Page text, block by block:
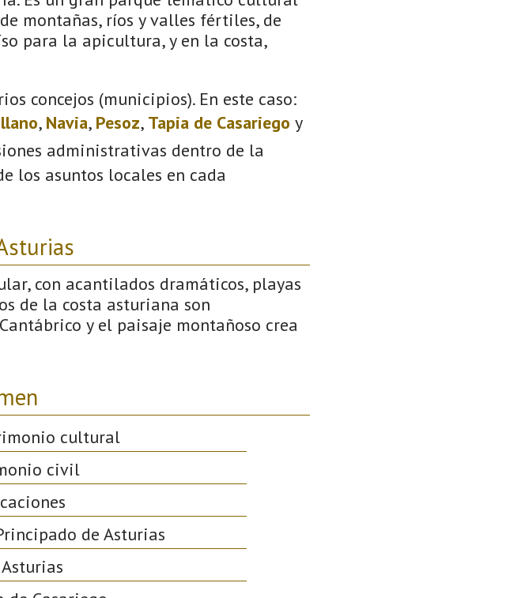
montañas, ríos y valles fértiles, de
para la apicultura, y en la costa,
concejos (municipios). En este caso:
, Navia, Pesoz, Tapia de Casariego y
administrativas dentro de la
los asuntos locales en cada
con acantilados dramáticos, playas
de la costa asturiana son
y el paisaje montañoso crea
cultural
civil
de Asturias
Asturias